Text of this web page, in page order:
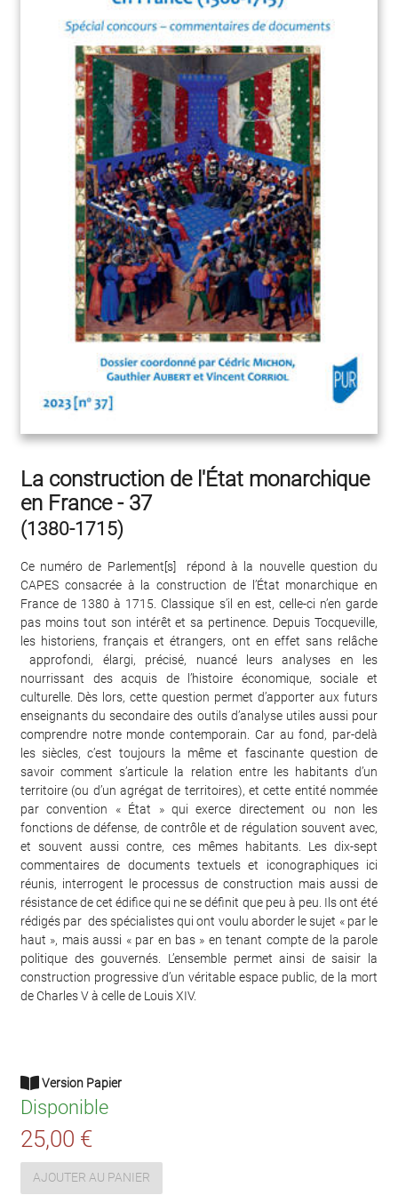
La construction de l'État monarchique
en France - 37
(1380-1715)
Ce numéro de Parlement[s] répond à la nouvelle question du
CAPES consacrée à la construction de l’État monarchique en
France de 1380 à 1715. Classique s’il en est, celle-ci n’en garde
pas moins tout son intérêt et sa pertinence. Depuis Tocqueville,
les historiens, français et étrangers, ont en effet sans relâche
approfondi, élargi, précisé, nuancé leurs analyses en les
nourrissant des acquis de l’histoire économique, sociale et
culturelle. Dès lors, cette question permet d’apporter aux futurs
enseignants du secondaire des outils d’analyse utiles aussi pour
comprendre notre monde contemporain. Car au fond, par-delà
les siècles, c’est toujours la même et fascinante question de
savoir comment s’articule la relation entre les habitants d’un
territoire (ou d’un agrégat de territoires), et cette entité nommée
par convention « État » qui exerce directement ou non les
fonctions de défense, de contrôle et de régulation souvent avec,
et souvent aussi contre, ces mêmes habitants. Les dix-sept
commentaires de documents textuels et iconographiques ici
réunis, interrogent le processus de construction mais aussi de
résistance de cet édifice qui ne se définit que peu à peu. Ils ont été
rédigés par des spécialistes qui ont voulu aborder le sujet « par le
haut », mais aussi « par en bas » en tenant compte de la parole
politique des gouvernés. L’ensemble permet ainsi de saisir la
construction progressive d’un véritable espace public, de la mort
de Charles V à celle de Louis XIV.
Version Papier
Disponible
25,00 €
AJOUTER AU PANIER